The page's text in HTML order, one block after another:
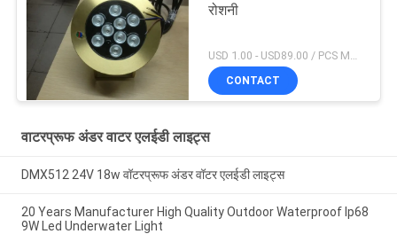
रोशनी
USD 1.00 - USD89.00 / PCS MOQ:1 टुकड़ा
CONTACT
वाटरप्रूफ अंडर वाटर एलईडी लाइट्स
DMX512 24V 18w वॉटरप्रूफ अंडर वॉटर एलईडी लाइट्स
20 Years Manufacturer High Quality Outdoor Waterproof Ip68
9W Led Underwater Light